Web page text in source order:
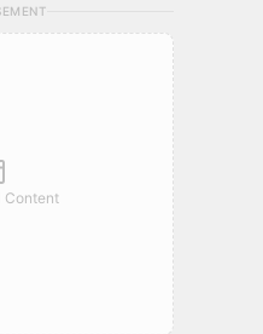
Content